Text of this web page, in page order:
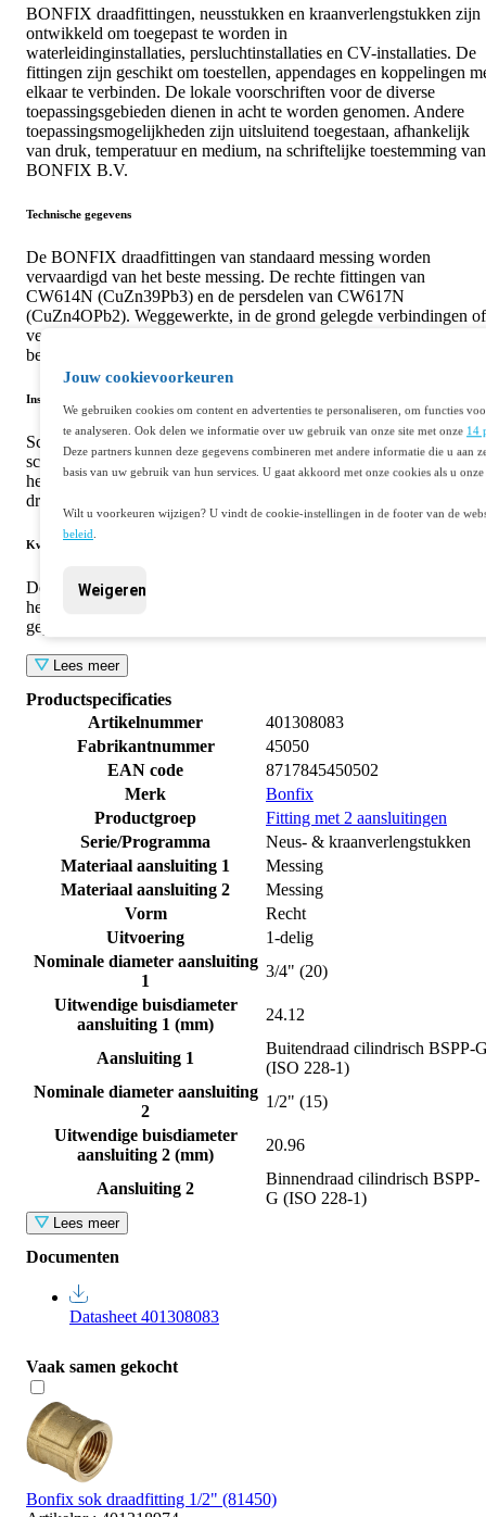
Jouw cookievoorkeuren
We gebruiken cookies om content en advertenties te personaliseren, om functies
te analyseren. Ook delen we informatie over uw gebruik van onze site met onze 14
Deze partners kunnen deze gegevens combineren met andere informatie die u aan
basis van uw gebruik van hun services. U gaat akkoord met onze cookies als u
Wilt u voorkeuren wijzigen? U vindt de cookie-instellingen in de footer van de
beleid
Weigeren
BONFIX draadfittingen, neusstukken en kraanverlengstukken zijn
ontwikkeld om toegepast te worden in
waterleidinginstallaties, persluchtinstallaties en CV-installaties. De
fittingen zijn geschikt om toestellen, appendages en koppelingen
elkaar te verbinden. De lokale voorschriften voor de diverse
toepassingsgebieden dienen in acht te worden genomen. Andere
toepassingsmogelijkheden zijn uitsluitend toegestaan, afhankelijk
van druk, temperatuur en medium, na schriftelijke toestemming van
BONFIX B.V.
Technische gegevens
De BONFIX draadfittingen van standaard messing worden
vervaardigd van het beste messing. De rechte fittingen van
CW614N (CuZn39Pb3) en de persdelen van CW617N
(CuZn4OPb2). Weggewerkte, in de grond gelegde verbindingen of
verbindingen welke zich in een voor messing agressief milieu
bevinden, dienen afdoende te worden beschermd.
Installatievoorschriften
Schroefdraad eerst ontdoen van verontreinigingen. De
schroefdraden vervolgens (met de draad mee) omwikkelen met
hennep, kit of teflon PTFE afdichtingstape. Schroefdraden in
draaien. Hennep is alleen toepasbaar voor CV-installaties.
Kwaliteitskeurmerk
De BONFIX draadfittingen, neusstukken en kraanverlengstukken
hebben géén kwaliteitskeurmerk. De kraanverlengstukken worden
geproduceerd conform DIN 3523.
Lees meer
Productspecificaties
Artikelnummer
401308083
Fabrikantnummer
45050
EAN code
8717845450502
Merk
Bonfix
Productgroep
Fitting met 2 aansluitingen
Serie/Programma
Neus- & kraanverlengstukken
Materiaal aansluiting 1
Messing
Materiaal aansluiting 2
Messing
Vorm
Recht
Uitvoering
1-delig
Nominale diameter aansluiting
1
3/4" (20)
Uitwendige buisdiameter
aansluiting 1 (mm)
24.12
Aansluiting 1
Buitendraad cilindrisch BSPP-
(ISO 228-1)
Nominale diameter aansluiting
2
1/2" (15)
Uitwendige buisdiameter
aansluiting 2 (mm)
20.96
Aansluiting 2
Binnendraad cilindrisch BSPP-
G (ISO 228-1)
Lees meer
Documenten
Datasheet 401308083
Vaak samen gekocht
Bonfix sok draadfitting 1/2" (81450)